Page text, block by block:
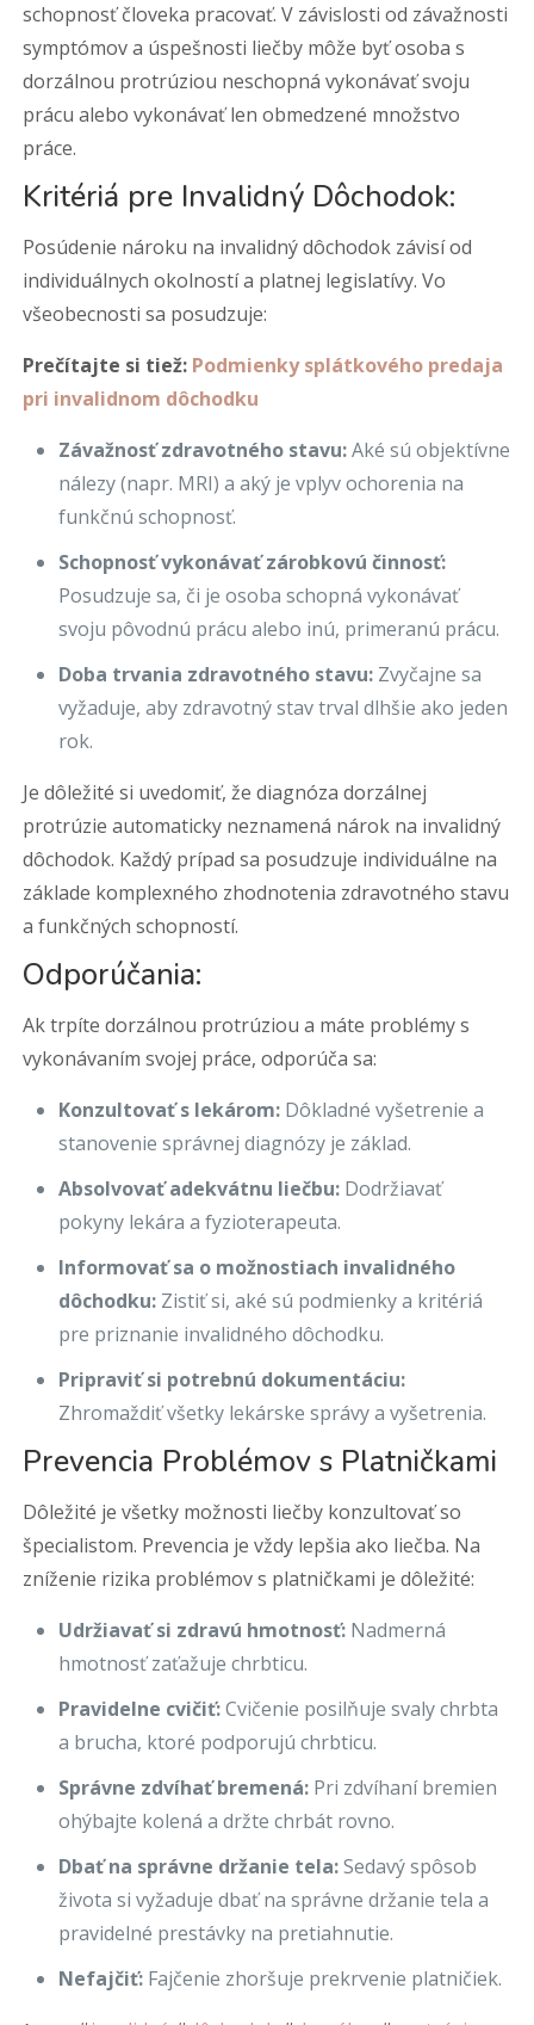
schopnosť človeka pracovať. V závislosti od závažnosti
symptómov a úspešnosti liečby môže byť osoba s
dorzálnou protrúziou neschopná vykonávať svoju
prácu alebo vykonávať len obmedzené množstvo
práce.
Kritériá pre Invalidný Dôchodok:
Posúdenie nároku na invalidný dôchodok závisí od
individuálnych okolností a platnej legislatívy. Vo
všeobecnosti sa posudzuje:
Prečítajte si tiež: Podmienky splátkového predaja
pri invalidnom dôchodku
Závažnosť zdravotného stavu:Aké sú objektívne
nálezy (napr. MRI) a aký je vplyv ochorenia na
funkčnú schopnosť.
Schopnosť vykonávať zárobkovú činnosť:
Posudzuje sa, či je osoba schopná vykonávať
svoju pôvodnú prácu alebo inú, primeranú prácu.
Doba trvania zdravotného stavu: Zvyčajne sa
vyžaduje, aby zdravotný stav trval dlhšie ako jeden
rok.
Je dôležité si uvedomiť, že diagnóza dorzálnej
protrúzie automaticky neznamená nárok na invalidný
dôchodok. Každý prípad sa posudzuje individuálne na
základe komplexného zhodnotenia zdravotného stavu
a funkčných schopností.
Odporúčania:
Ak trpíte dorzálnou protrúziou a máte problémy s
vykonávaním svojej práce, odporúča sa:
Konzultovať s lekárom: Dôkladné vyšetrenie a
stanovenie správnej diagnózy je základ.
Absolvovať adekvátnu liečbu: Dodržiavať
pokyny lekára a fyzioterapeuta.
Informovať sa o možnostiach invalidného
dôchodku: Zistiť si, aké sú podmienky a kritériá
pre priznanie invalidného dôchodku.
Pripraviť si potrebnú dokumentáciu:
Zhromaždiť všetky lekárske správy a vyšetrenia.
Prevencia Problémov s Platničkami
Dôležité je všetky možnosti liečby konzultovať so
špecialistom. Prevencia je vždy lepšia ako liečba. Na
zníženie rizika problémov s platničkami je dôležité:
Udržiavať si zdravú hmotnosť: Nadmerná
hmotnosť zaťažuje chrbticu.
Pravidelne cvičiť:Cvičenie posilňuje svaly chrbta
a brucha, ktoré podporujú chrbticu.
Správne zdvíhať bremená: Pri zdvíhaní bremien
ohýbajte kolená a držte chrbát rovno.
Dbať na správne držanie tela:Sedavý spôsob
života si vyžaduje dbať na správne držanie tela a
pravidelné prestávky na pretiahnutie.
Nefajčiť: Fajčenie zhoršuje prekrvenie platničiek.